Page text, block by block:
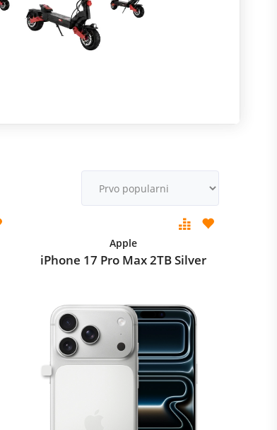
Apple
iPhone 17 Pro Max 2TB Silver